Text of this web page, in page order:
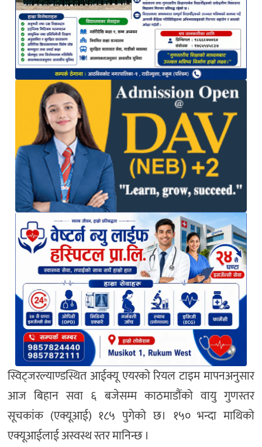
स्विट्जरल्याण्डस्थित आईक्यू एयरको रियल टाइम मापनअनुसार
आज बिहान सवा ६ बजेसम्म काठमाडौंको वायु गुणस्तर
सूचकांक (एक्यूआई) १८५ पुगेको छ। १५० भन्दा माथिको
एक्यूआईलाई अस्वस्थ स्तर मानिन्छ ।